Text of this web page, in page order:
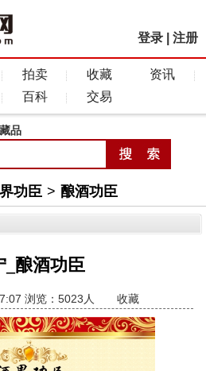
登录 注册
拍卖 收藏
资讯
百科 交易
藏品
功臣 > 酿酒功臣
_酿酒功臣
浏览：5023人 收藏